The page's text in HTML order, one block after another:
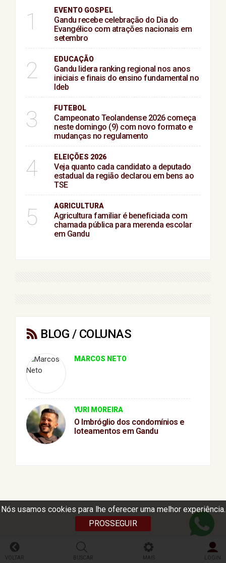
Nós usamos cookies para lhe oferecer uma melhor experiência.
PROSSEGUIR
1 EVENTO GOSPEL
Gandu recebe celebração do Dia do
Evangélico com atrações nacionais em
setembro
2 EDUCAÇÃO
Gandu lidera ranking regional nos anos
iniciais e finais do ensino fundamental no
Ideb
3 FUTEBOL
Campeonato Teolandense 2026 começa
neste domingo (9) com novo formato e
mudanças no regulamento
4 ELEIÇÕES 2026
Veja quanto cada candidato a deputado
estadual da região declarou em bens ao
TSE
5 AGRICULTURA
Agricultura familiar é beneficiada com
chamada pública para merenda escolar
em Gandu
BLOG / COLUNAS
MARCOS NETO
YURI MOREIRA
O Imbróglio dos condomínios e
loteamentos em Gandu
VOLTAR BUSCAR MAIS LOGIN